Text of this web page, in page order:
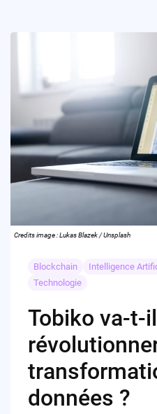
Credits image : Lukas Blazek / Unsplash
Blockchain Intelligence
Technologie
Tobiko va-t-il
données ?